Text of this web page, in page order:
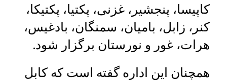
کاپیسا، پنجشیر، غزنی، پکتیا، پکتیکا،
کنر، زابل، بامیان، سمنگان، بادغیس،
هرات، غور و نورستان برگزار شود.
همچنان این اداره گفته است که کابل